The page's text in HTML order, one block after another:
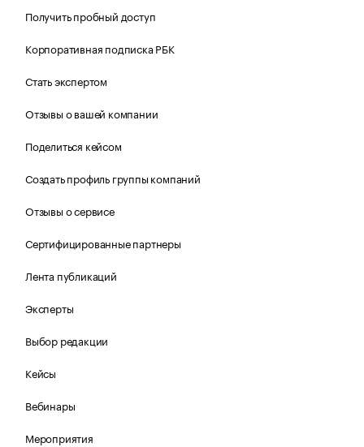
Получить пробный доступ
Корпоративная подписка РБК
Стать экспертом
Отзывы о вашей компании
Поделиться кейсом
Создать профиль группы компаний
Отзывы о сервисе
Сертифицированные партнеры
Лента публикаций
Эксперты
Выбор редакции
Кейсы
Вебинары
Мероприятия